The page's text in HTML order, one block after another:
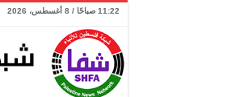
11:22 صباحًا / 8 أغسطس، 2026